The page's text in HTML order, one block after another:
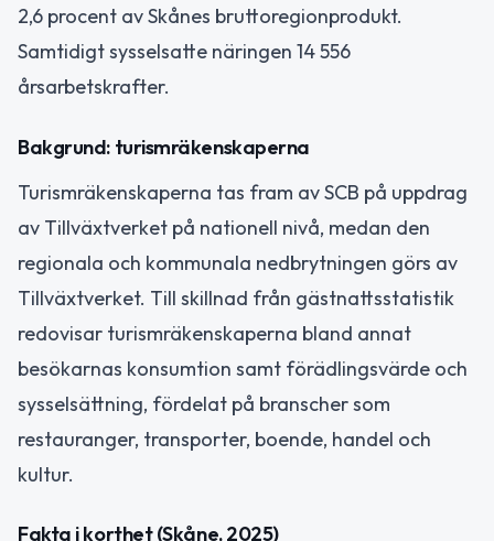
2,6 procent av Skånes bruttoregionprodukt.
Samtidigt sysselsatte näringen 14 556
årsarbetskrafter.
Bakgrund: turismräkenskaperna
Turismräkenskaperna tas fram av SCB på uppdrag
av Tillväxtverket på nationell nivå, medan den
regionala och kommunala nedbrytningen görs av
Tillväxtverket. Till skillnad från gästnattsstatistik
redovisar turismräkenskaperna bland annat
besökarnas konsumtion samt förädlingsvärde och
sysselsättning, fördelat på branscher som
restauranger, transporter, boende, handel och
kultur.
Fakta i korthet (Skåne, 2025)